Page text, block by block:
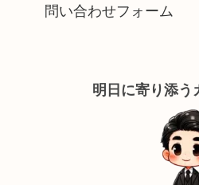
問い合わせフォーム
明日に寄り添う